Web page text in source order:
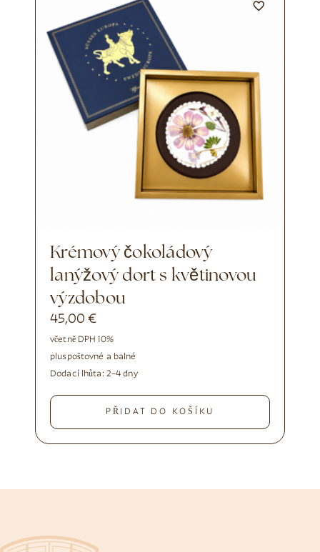
Krémový čokoládový
lanýžový dort s květinovou
výzdobou
45,00€
včetně DPH 10%
pluspoštovné a balné
Dodací lhůta: 2–4 dny
PŘIDAT DO KOŠÍKU